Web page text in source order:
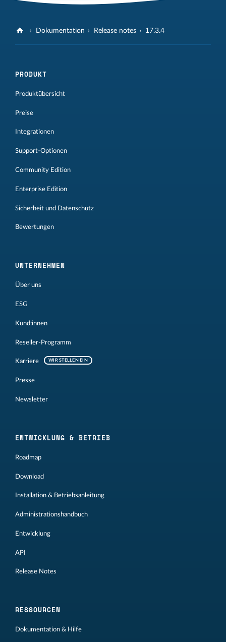
Dokumentation Release notes 17.3.4
PRODUKT
Produktübersicht
Preise
Integrationen
Support-Optionen
Community Edition
Enterprise Edition
Sicherheit und Datenschutz
Bewertungen
UNTERNEHMEN
Über uns
ESG
Kund:innen
Reseller-Programm
Karriere WIR STELLEN EIN
Presse
Newsletter
ENTWICKLUNG & BETRIEB
Roadmap
Download
Installation & Betriebsanleitung
Administrationshandbuch
Entwicklung
API
Release Notes
RESSOURCEN
Dokumentation & Hilfe